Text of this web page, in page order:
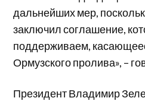
дальнейших мер,
заключил соглашение,
поддерживаем,
Ормузского пролива», –
Президент Владимир